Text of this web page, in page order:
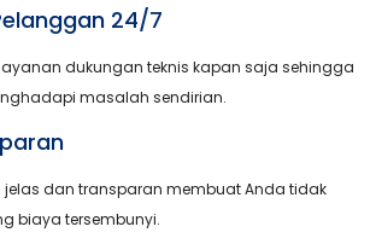
24/7
dukungan teknis kapan saja sehingga
masalah sendirian.
dan transparan membuat Anda tidak
biaya tersembunyi.